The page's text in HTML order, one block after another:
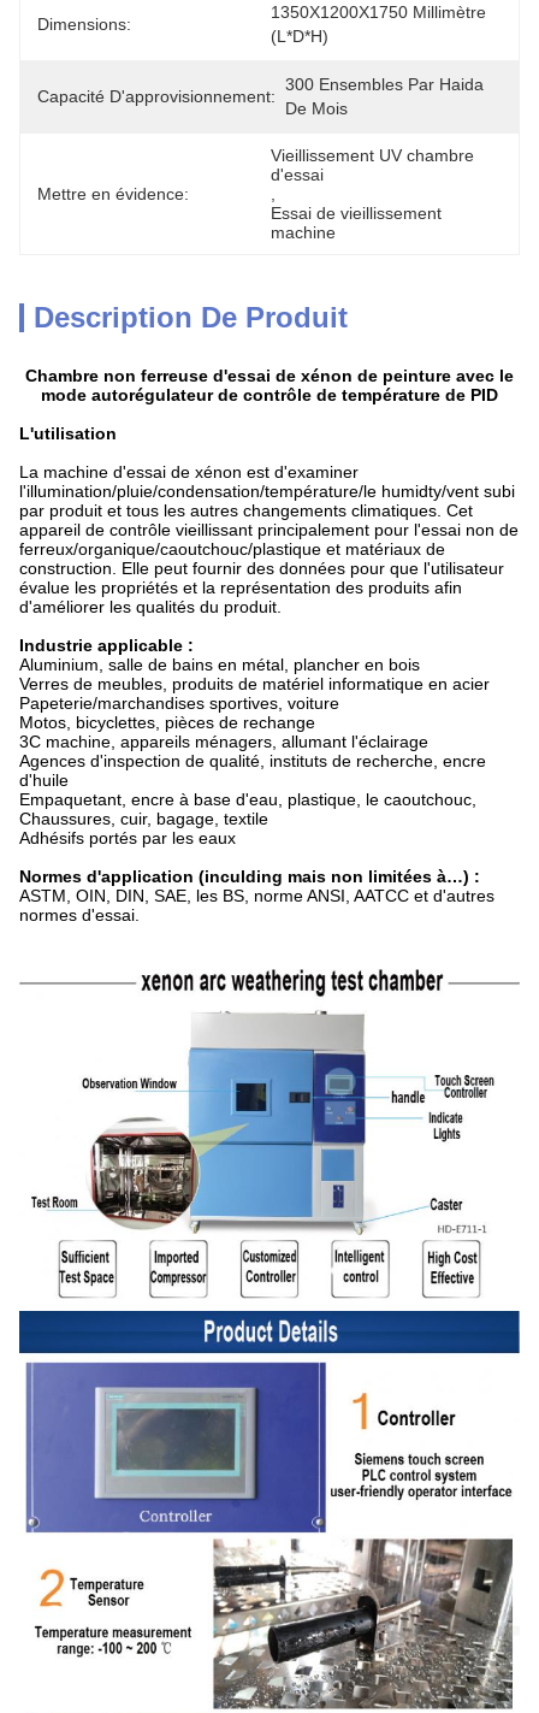
Dimensions:
1350X1200X1750 Millimètre
(L*D*H)
Capacité D'approvisionnement:
300 Ensembles Par Haida
De Mois
Mettre en évidence:
Vieillissement UV chambre
d'essai
Essai de vieillissement
machine
Description De Produit
Chambre non ferreuse d'essai de xénon de peinture avec le
mode autorégulateur de contrôle de température de PID
L'utilisation
La machine d'essai de xénon est d'examiner
l'illumination/pluie/condensation/température/le humidty/vent subi
par produit et tous les autres changements climatiques. Cet
appareil de contrôle vieillissant principalement pour l'essai non de
ferreux/organique/caoutchouc/plastique et matériaux de
construction. Elle peut fournir des données pour que l'utilisateur
évalue les propriétés et la représentation des produits afin
d'améliorer les qualités du produit.
Industrie applicable :
Aluminium, salle de bains en métal, plancher en bois
Verres de meubles, produits de matériel informatique en acier
Papeterie/marchandises sportives, voiture
Motos, bicyclettes, pièces de rechange
3C machine, appareils ménagers, allumant l'éclairage
Agences d'inspection de qualité, instituts de recherche, encre
d'huile
Empaquetant, encre à base d'eau, plastique, le caoutchouc,
Chaussures, cuir, bagage, textile
Adhésifs portés par les eaux
Normes d'application (inculding mais non limitées à…) :
ASTM, OIN, DIN, SAE, les BS, norme ANSI, AATCC et d'autres
normes d'essai.